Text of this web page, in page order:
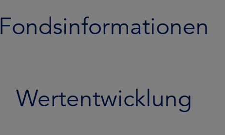
Fondsinformationen
Wertentwicklung